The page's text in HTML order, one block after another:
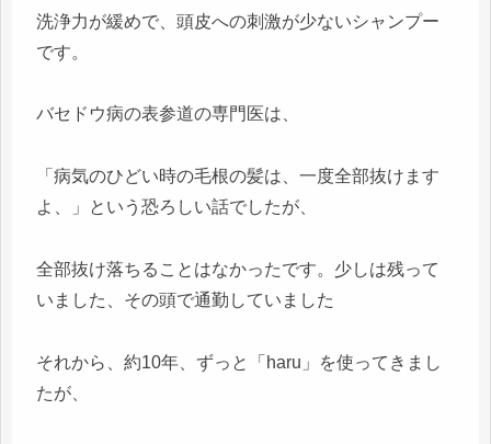
洗浄力が緩めで、頭皮への刺激が少ないシャンプー
です。
バセドウ病の表参道の専門医は、
「病気のひどい時の毛根の髪は、一度全部抜けます
よ、」という恐ろしい話でしたが、
全部抜け落ちることはなかったです。少しは残って
いました、その頭で通勤していました
それから、約10年、ずっと「haru」を使ってきまし
たが、